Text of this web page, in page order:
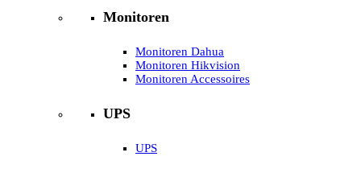
Monitoren
Monitoren Dahua
Monitoren Hikvision
Monitoren Accessoires
UPS
UPS